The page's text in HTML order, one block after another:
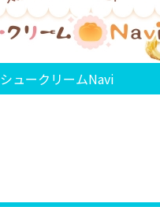
シュークリームNavi